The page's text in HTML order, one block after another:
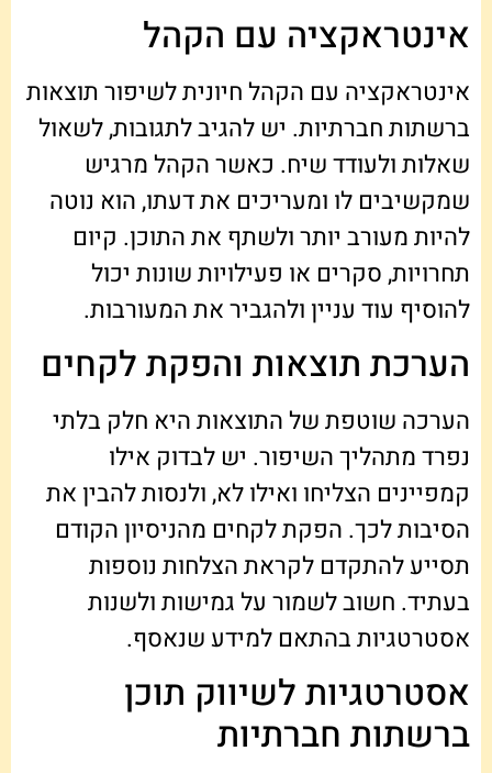
אינטראקציה עם הקהל
אינטראקציה עם הקהל חיונית לשיפור תוצאות
ברשתות חברתיות. יש להגיב לתגובות, לשאול
שאלות ולעודד שיח. כאשר הקהל מרגיש
שמקשיבים לו ומעריכים את דעתו, הוא נוטה
להיות מעורב יותר ולשתף את התוכן. קיום
תחרויות, סקרים או פעילויות שונות יכול
להוסיף עוד עניין ולהגביר את המעורבות.
הערכת תוצאות והפקת לקחים
הערכה שוטפת של התוצאות היא חלק בלתי
נפרד מתהליך השיפור. יש לבדוק אילו
קמפיינים הצליחו ואילו לא, ולנסות להבין את
הסיבות לכך. הפקת לקחים מהניסיון הקודם
תסייע להתקדם לקראת הצלחות נוספות
בעתיד. חשוב לשמור על גמישות ולשנות
אסטרטגיות בהתאם למידע שנאסף.
אסטרטגיות לשיווק תוכן
ברשתות חברתיות